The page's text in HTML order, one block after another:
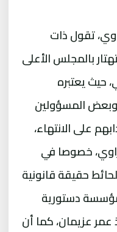
تقول ذات
بالمجلس الأعلى
حيث يعتبره
وبعض المسؤولين
على الانتهاء،
خصوصا في
حقيقة قانونية
دستورية
عمر عزيمان، كما أن